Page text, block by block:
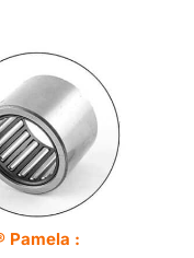
Pamela :